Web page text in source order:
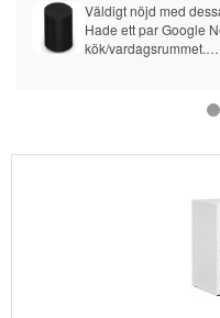
Väldigt nöjd med
Hade ett par Google
kök/vardagsrummet.
Har inte eller har
verkligen som en
Nest Audio är väl
samma kategori av
liten plats och är
Dock så spelar ERA